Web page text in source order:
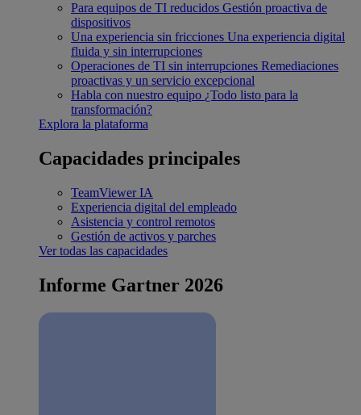
Para equipos de TI reducidos Gestión proactiva de
dispositivos
Una experiencia sin fricciones Una experiencia digital
fluida y sin interrupciones
Operaciones de TI sin interrupciones Remediaciones
proactivas y un servicio excepcional
Habla con nuestro equipo ¿Todo listo para la
transformación?
Explora la plataforma
Capacidades principales
TeamViewer IA
Experiencia digital del empleado
Asistencia y control remotos
Gestión de activos y parches
Ver todas las capacidades
Informe Gartner 2026